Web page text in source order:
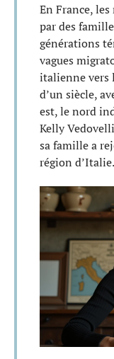
En France,
par des
générations
vagues
italienne vers
d’un siècle,
est, le nord
Kelly
sa famille a
région d’Italie.